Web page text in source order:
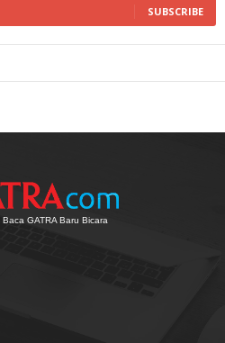
SUBSCRIBE
Baca GATRA Baru Bicara